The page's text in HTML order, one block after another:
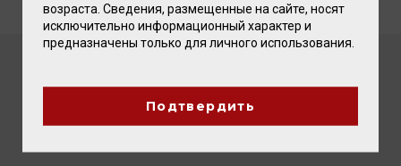
КАЛИНИНГРАД
возраста. Сведения, размещенные на сайте, носят
исключительно информационный характер и
предназначены только для личного использования.
Подтвердить